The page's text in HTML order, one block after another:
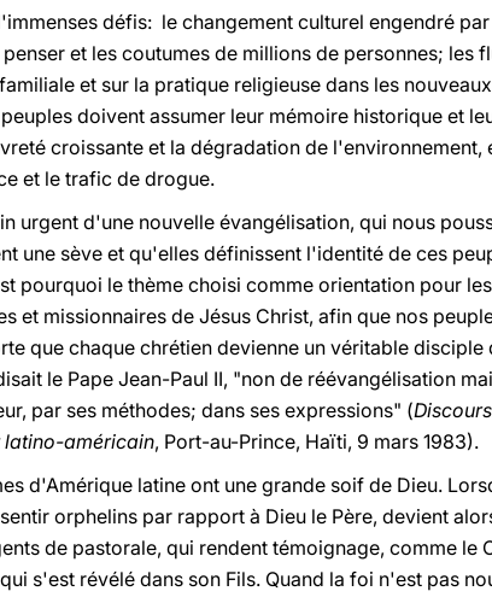
défis: le changement culturel engendré
et les coutumes de millions de personnes; les
et sur la pratique religieuse dans les
doivent assumer leur mémoire historique et
croissante et la dégradation de l'environnement,
et le trafic de drogue.
urgent d'une nouvelle évangélisation, qui nous
une sève et qu'elles définissent l'identité de ces
pourquoi le thème choisi comme orientation pour
et missionnaires de Jésus Christ, afin que nos
que chaque chrétien devienne un véritable disciple
le Pape Jean-Paul II, "non de réévangélisation
par ses méthodes; dans ses expressions" (
latino-américain, Port-au-Prince, Haïti, 9 mars 1983).
d'Amérique latine ont une grande soif de Dieu.
orphelins par rapport à Dieu le Père, devient
de pastorale, qui rendent témoignage, comme le
s'est révélé dans son Fils. Quand la foi n'est pas